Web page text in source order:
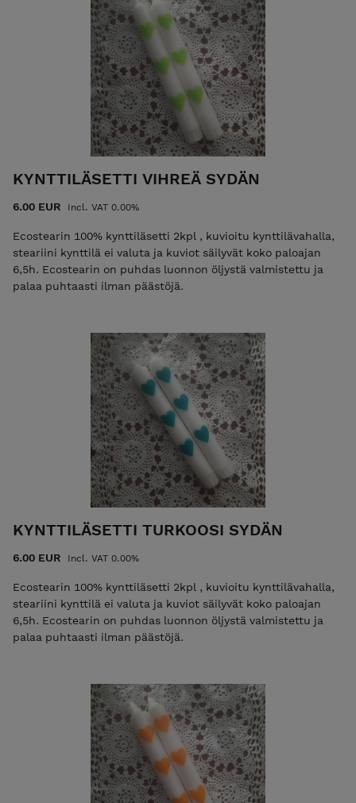
KYNTTILÄSETTI VIHREÄ SYDÄN
6.00 EUR Incl. VAT 0.00%
Ecostearin 100% kynttiläsetti 2kpl , kuvioitu kynttilävahalla,
steariini kynttilä ei valuta ja kuviot säilyvät koko paloajan
6,5h. Ecostearin on puhdas luonnon öljystä valmistettu ja
palaa puhtaasti ilman päästöjä.
KYNTTILÄSETTI TURKOOSI SYDÄN
6.00 EUR Incl. VAT 0.00%
Ecostearin 100% kynttiläsetti 2kpl , kuvioitu kynttilävahalla,
steariini kynttilä ei valuta ja kuviot säilyvät koko paloajan
6,5h. Ecostearin on puhdas luonnon öljystä valmistettu ja
palaa puhtaasti ilman päästöjä.